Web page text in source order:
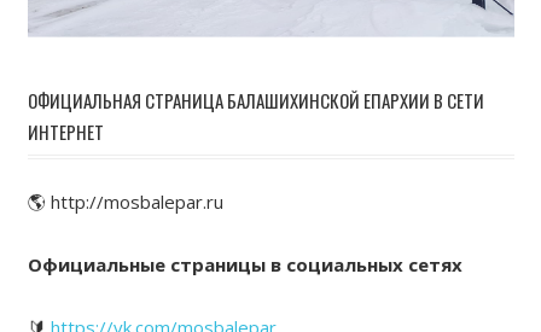
ОФИЦИАЛЬНАЯ СТРАНИЦА БАЛАШИХИНСКОЙ ЕПАРХИИ В СЕТИ
ИНТЕРНЕТ
🌎 http://mosbalepar.ru
Официальные страницы в социальных сетях